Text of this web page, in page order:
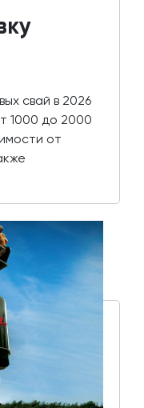
свай в 2026
1000 до 2000
от